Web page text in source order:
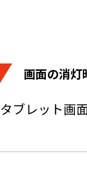
画面の消灯
タブレット画